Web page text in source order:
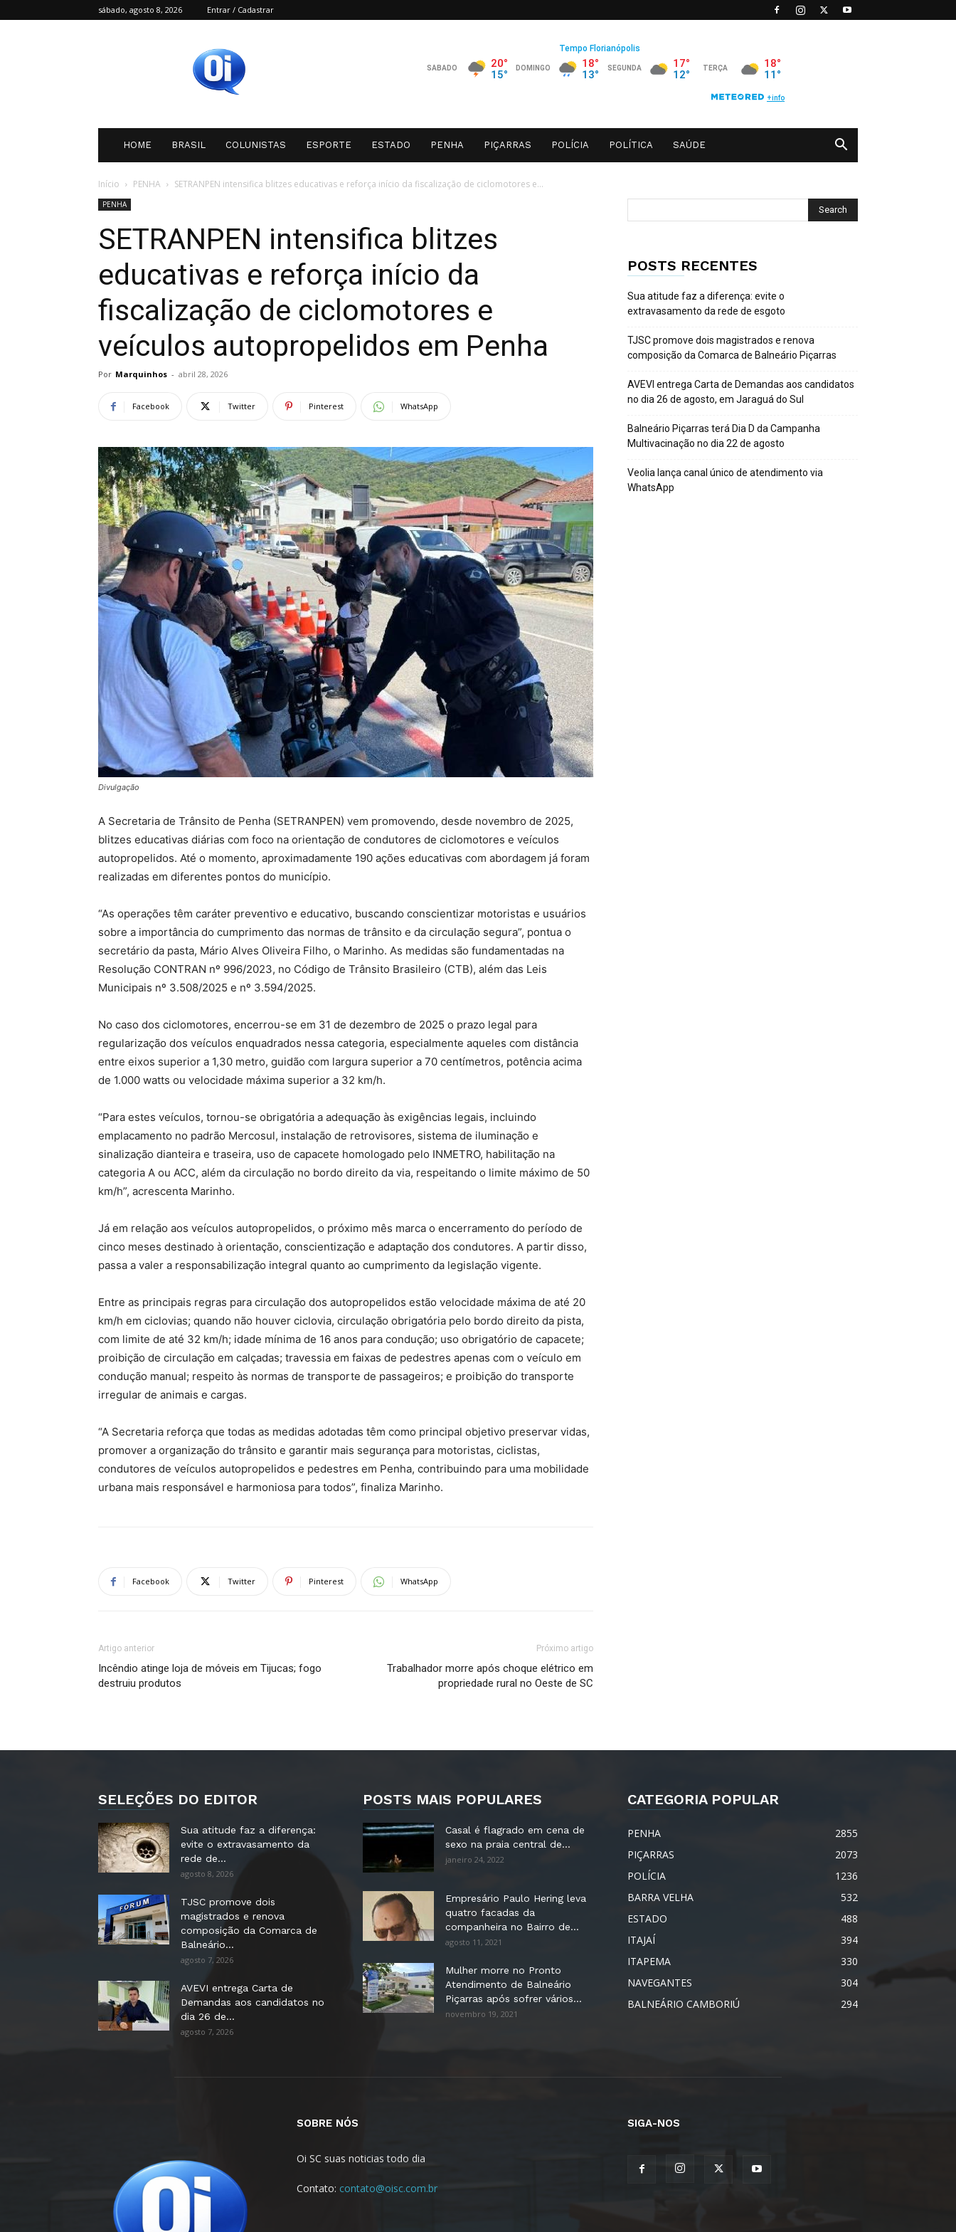
sábado, agosto 8, 2026 Entrar / Cadastrar
HOME BRASIL COLUNISTAS ESPORTE ESTADO PENHA PIÇARRAS POLÍCIA POLÍTICA SAÚDE
Início PENHA SETRANPEN intensifica blitzes educativas e reforça início da fiscalização de ciclomotores e...
PENHA
SETRANPEN intensifica blitzes
educativas e reforça início da
fiscalização de ciclomotores e
veículos autopropelidos em Penha
Por Marquinhos - abril 28, 2026
Facebook Twitter Pinterest WhatsApp
Divulgação
A Secretaria de Trânsito de Penha (SETRANPEN) vem promovendo, desde novembro de 2025,
blitzes educativas diárias com foco na orientação de condutores de ciclomotores e veículos
autopropelidos. Até o momento, aproximadamente 190 ações educativas com abordagem já foram
realizadas em diferentes pontos do município.
“As operações têm caráter preventivo e educativo, buscando conscientizar motoristas e usuários
sobre a importância do cumprimento das normas de trânsito e da circulação segura”, pontua o
secretário da pasta, Mário Alves Oliveira Filho, o Marinho. As medidas são fundamentadas na
Resolução CONTRAN nº 996/2023, no Código de Trânsito Brasileiro (CTB), além das Leis
Municipais nº 3.508/2025 e nº 3.594/2025.
No caso dos ciclomotores, encerrou-se em 31 de dezembro de 2025 o prazo legal para
regularização dos veículos enquadrados nessa categoria, especialmente aqueles com distância
entre eixos superior a 1,30 metro, guidão com largura superior a 70 centímetros, potência acima
de 1.000 watts ou velocidade máxima superior a 32 km/h.
“Para estes veículos, tornou-se obrigatória a adequação às exigências legais, incluindo
emplacamento no padrão Mercosul, instalação de retrovisores, sistema de iluminação e
sinalização dianteira e traseira, uso de capacete homologado pelo INMETRO, habilitação na
categoria A ou ACC, além da circulação no bordo direito da via, respeitando o limite máximo de 50
km/h”, acrescenta Marinho.
Já em relação aos veículos autopropelidos, o próximo mês marca o encerramento do período de
cinco meses destinado à orientação, conscientização e adaptação dos condutores. A partir disso,
passa a valer a responsabilização integral quanto ao cumprimento da legislação vigente.
Entre as principais regras para circulação dos autopropelidos estão velocidade máxima de até 20
km/h em ciclovias; quando não houver ciclovia, circulação obrigatória pelo bordo direito da pista,
com limite de até 32 km/h; idade mínima de 16 anos para condução; uso obrigatório de capacete;
proibição de circulação em calçadas; travessia em faixas de pedestres apenas com o veículo em
condução manual; respeito às normas de transporte de passageiros; e proibição do transporte
irregular de animais e cargas.
“A Secretaria reforça que todas as medidas adotadas têm como principal objetivo preservar vidas,
promover a organização do trânsito e garantir mais segurança para motoristas, ciclistas,
condutores de veículos autopropelidos e pedestres em Penha, contribuindo para uma mobilidade
urbana mais responsável e harmoniosa para todos”, finaliza Marinho.
Facebook Twitter Pinterest WhatsApp
Artigo anterior
Incêndio atinge loja de móveis em Tijucas; fogo
destruiu produtos
Próximo artigo
Trabalhador morre após choque elétrico em
propriedade rural no Oeste de SC
POSTS RECENTES
Sua atitude faz a diferença: evite o
extravasamento da rede de esgoto
TJSC promove dois magistrados e renova
composição da Comarca de Balneário Piçarras
AVEVI entrega Carta de Demandas aos candidatos
no dia 26 de agosto, em Jaraguá do Sul
Balneário Piçarras terá Dia D da Campanha
Multivacinação no dia 22 de agosto
Veolia lança canal único de atendimento via
WhatsApp
SELEÇÕES DO EDITOR
Sua atitude faz a diferença:
evite o extravasamento da
rede de...
agosto 8, 2026
TJSC promove dois
magistrados e renova
composição da Comarca de
Balneário...
agosto 7, 2026
AVEVI entrega Carta de
Demandas aos candidatos no
dia 26 de...
agosto 7, 2026
POSTS MAIS POPULARES
Casal é flagrado em cena de
sexo na praia central de...
janeiro 24, 2022
Empresário Paulo Hering leva
quatro facadas da
companheira no Bairro de...
agosto 11, 2021
Mulher morre no Pronto
Atendimento de Balneário
Piçarras após sofrer vários...
novembro 19, 2021
CATEGORIA POPULAR
PENHA
2855
PIÇARRAS
2073
POLÍCIA
1236
BARRA VELHA
532
ESTADO
488
ITAJAÍ
394
ITAPEMA
330
NAVEGANTES
304
BALNEÁRIO CAMBORIÚ
294
SOBRE NÓS
Oi SC suas noticias todo dia
Contato: contato@oisc.com.br
SIGA-NOS